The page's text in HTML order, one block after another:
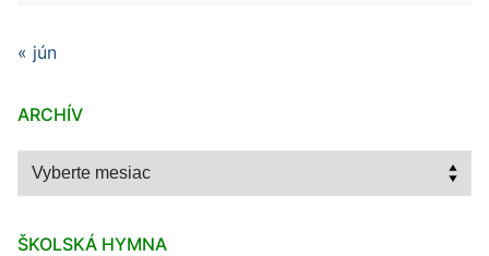
« jún
ARCHÍV
Archív
ŠKOLSKÁ HYMNA